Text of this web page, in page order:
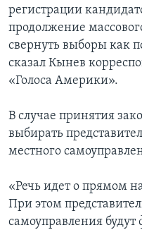
регистрации
продолжение
свернуть выборы как
сказал Кынев
«Голоса Америки».
В случае принятия
выбирать
местного
«Речь идет о прямом
При этом
самоуправления